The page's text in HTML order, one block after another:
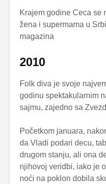
Krajem godine Ceca se
žena i supermama u
magazina
2010
Folk diva je svoje
godinu spektakularnim
sajmu, zajedno sa
Početkom januara,
da Vladi podari decu,
drugom stanju, ali ona
njihovoj veridbi, iako je
noći na poklon dobila